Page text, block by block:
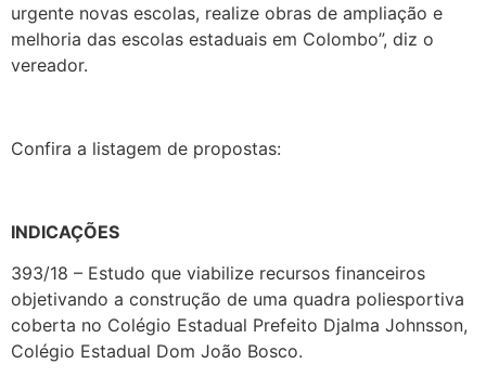
urgente novas escolas, realize obras de ampliação e
melhoria das escolas estaduais em Colombo”, diz o
vereador.
Confira a listagem de propostas:
INDICAÇÕES
393/18 – Estudo que viabilize recursos financeiros
objetivando a construção de uma quadra poliesportiva
coberta no Colégio Estadual Prefeito Djalma Johnsson,
Colégio Estadual Dom João Bosco.